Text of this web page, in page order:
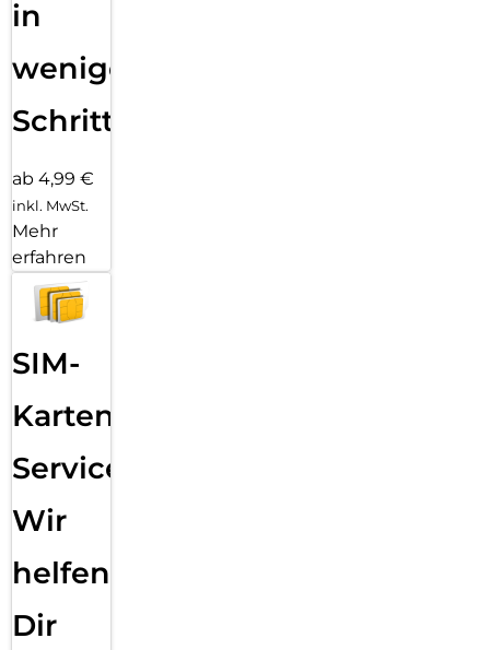
in
wenigen
Schritten
ab 4,99 €
inkl. MwSt.
Mehr
erfahren
SIM-
Karten
Service:
Wir
helfen
Dir